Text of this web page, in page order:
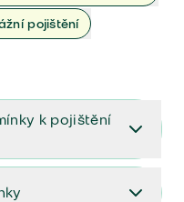
pojištění
k pojištění
a vše důležité ke